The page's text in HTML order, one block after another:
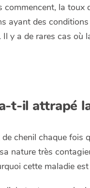
la toux
ayant des
y a de rares cas où
t-il attrapé
chenil chaque fois
nature très
cette maladie